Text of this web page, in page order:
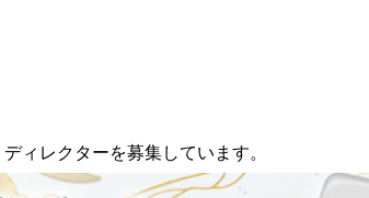
ィレクターを募集しています。